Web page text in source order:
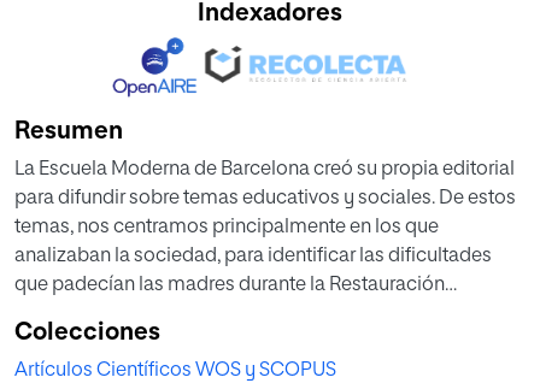
Indexadores
Resumen
La Escuela Moderna de Barcelona creó su propia editorial
para difundir sobre temas educativos y sociales. De estos
temas, nos centramos principalmente en los que
analizaban la sociedad, para identificar las dificultades
que padecían las madres durante la Restauración
objetivo indicado, revisamos publicaciones
sobreFilosofía, Medicina, Pedagogía, Religión y Sociología
Colecciones
Artículos Científicos WOS y SCOPUS